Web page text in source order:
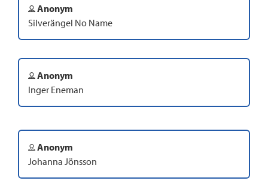
Anonym
Silverängel No Name
Anonym
Inger Eneman
Anonym
Johanna Jönsson